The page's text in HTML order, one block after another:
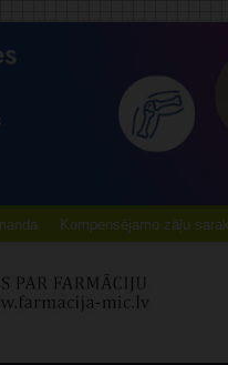
Kompensējamo zāļu